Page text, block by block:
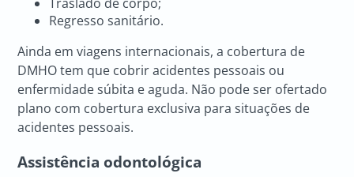
Regresso sanitário.
Ainda em viagens internacionais, a cobertura de
DMHO tem que cobrir acidentes pessoais ou
enfermidade súbita e aguda. Não pode ser ofertado
plano com cobertura exclusiva para situações de
acidentes pessoais.
Assistência odontológica